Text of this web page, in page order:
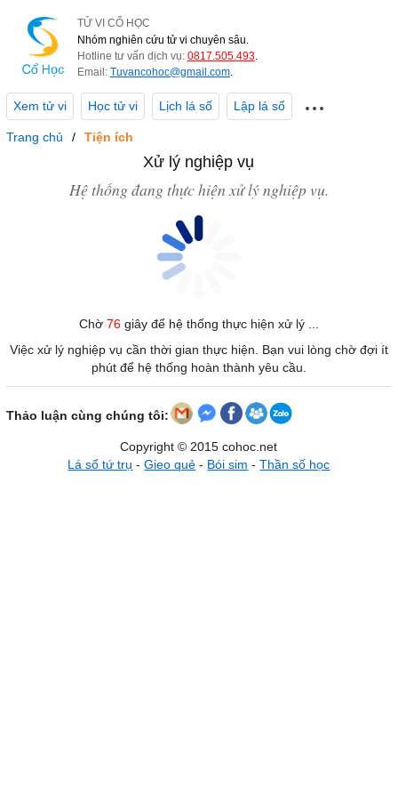
TỬ VI CỔ HỌC
Nhóm nghiên cứu tử vi chuyên sâu.
Hotline tư vấn dịch vụ: 0817.505.493.
Email: Tuvancohoc@gmail.com.
Xem tử vi Học tử vi Lịch lá số Lập lá số
Trang chủ Tiện ích
Xử lý nghiệp vụ
Hệ thống đang thực hiện xử lý nghiệp vụ.
Chờ 76giây để hệ thống thực hiện xử lý ...
Việc xử lý nghiệp vụ cần thời gian thực hiện. Bạn vui lòng chờ đợi ít
phút để hệ thống hoàn thành yêu cầu.
Thảo luận cùng chúng tôi:
Copyright © 2015 cohoc.net
Lá số tứ trụ -Gieo quẻ - Bói sim -Thần số học